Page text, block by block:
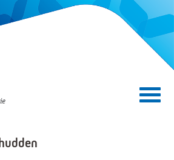
de navigatie